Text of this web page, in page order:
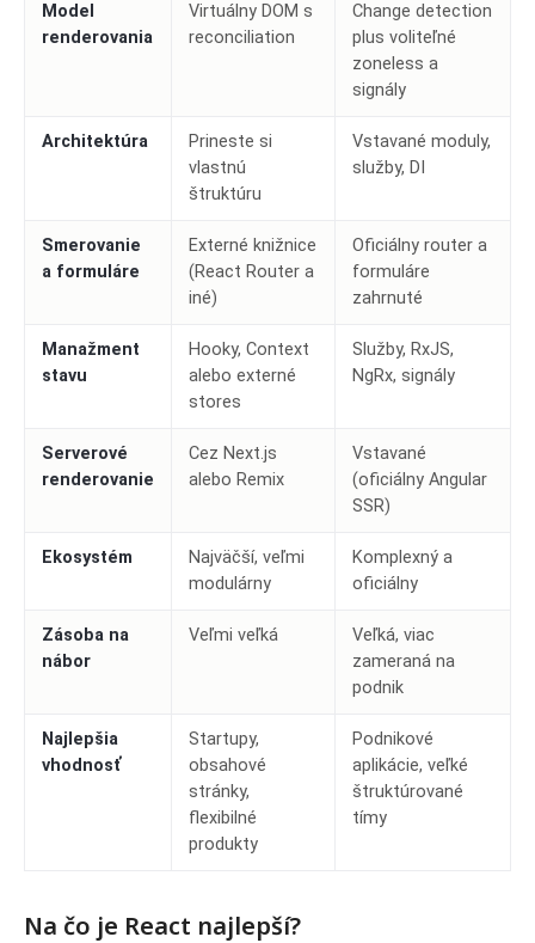
Model
renderovania
Virtuálny DOM s
reconciliation
Change detection
plus voliteľné
zoneless a
signály
Architektúra
Prineste si
vlastnú
štruktúru
Vstavané moduly,
služby, DI
Smerovanie
a formuláre
Externé knižnice
(React Router a
iné)
Oficiálny router a
formuláre
zahrnuté
Manažment
stavu
Hooky, Context
alebo externé
stores
Služby, RxJS,
NgRx, signály
Serverové
renderovanie
Cez Next.js
alebo Remix
Vstavané
(oficiálny Angular
SSR)
Ekosystém
Najväčší, veľmi
modulárny
Komplexný a
oficiálny
Zásoba na
nábor
Veľmi veľká
Veľká, viac
zameraná na
podnik
Najlepšia
vhodnosť
Startupy,
obsahové
stránky,
flexibilné
produkty
Podnikové
aplikácie, veľké
štruktúrované
tímy
Na čo je React najlepší?